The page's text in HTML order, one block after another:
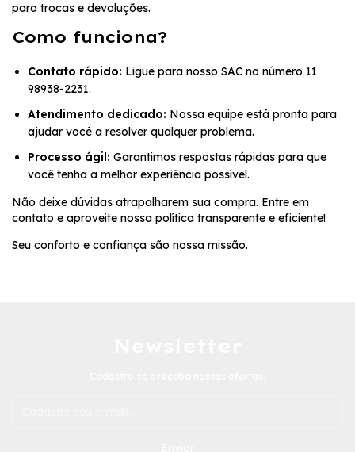
para trocas e devoluções.
Como funciona?
Contato rápido: Ligue para nosso SAC no número 11
98938-2231.
Atendimento dedicado: Nossa equipe está pronta para
ajudar você a resolver qualquer problema.
Processo ágil: Garantimos respostas rápidas para que
você tenha a melhor experiência possível.
Não deixe dúvidas atrapalharem sua compra. Entre em
contato e aproveite nossa política transparente e eficiente!
Seu conforto e confiança são nossa missão.